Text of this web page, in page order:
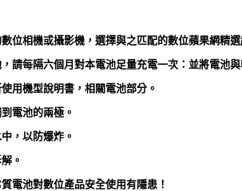
位相機或攝影機，選擇與之匹配的數位蘋果網精選
請每隔六個月對本電池足量充電一次：並將電池與
用機型說明書，相關電池部分。
電池的兩極。
，以防爆炸。
。
電池對數位產品安全使用有隱患！